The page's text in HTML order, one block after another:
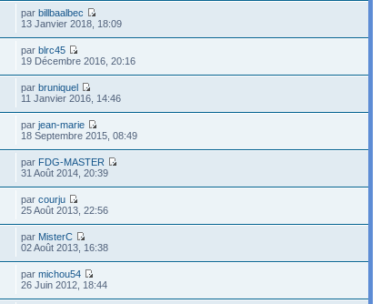
parbillbaalbec
13 Janvier 2018, 18:09
parblrc45
19 Décembre 2016, 20:16
parbruniquel
11 Janvier 2016, 14:46
parjean-marie
18 Septembre 2015, 08:49
par FDG-MASTER
31 Août 2014, 20:39
parcourju
25 Août 2013, 22:56
par MisterC
02 Août 2013, 16:38
parmichou54
26 Juin 2012, 18:44